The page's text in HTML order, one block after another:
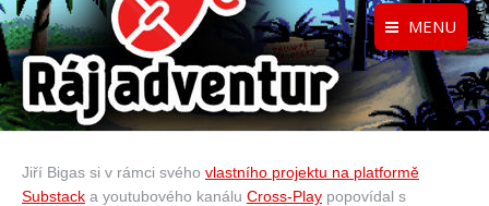
MENU
Registrace
Profil
Home
Katalog her
Jiří Bigas si v rámci svého vlastního projektu na platformě
Substack a youtubového kanálu Cross-Play popovídal s